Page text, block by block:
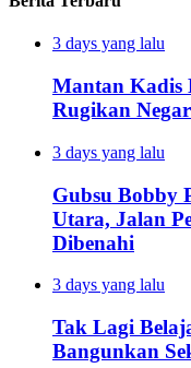
3 days yang lalu
Mantan Kadis
Rugikan
3 days yang lalu
Gubsu Bobby
Utara, Jalan
Dibenahi
3 days yang lalu
Tak Lagi
Bangunkan